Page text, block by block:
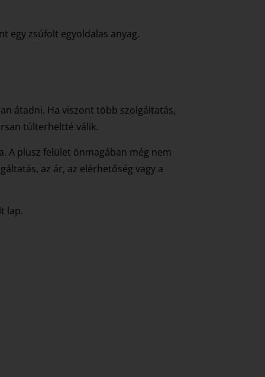
egy zsúfolt egyoldalas anyag.
átadni. Ha viszont több szolgáltatás,
túlterheltté válik.
A plusz felület önmagában még nem
az ár, az elérhetőség vagy a
lap.